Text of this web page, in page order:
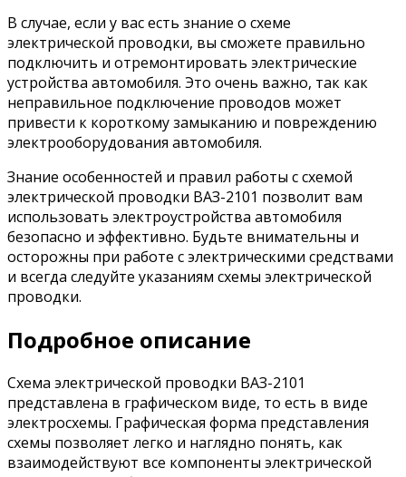
В случае, если у вас есть знание о схеме
электрической проводки, вы сможете правильно
подключить и отремонтировать электрические
устройства автомобиля. Это очень важно, так как
неправильное подключение проводов может
привести к короткому замыканию и повреждению
электрооборудования автомобиля.
Знание особенностей и правил работы с схемой
электрической проводки ВАЗ-2101 позволит вам
использовать электроустройства автомобиля
безопасно и эффективно. Будьте внимательны и
осторожны при работе с электрическими средствами
и всегда следуйте указаниям схемы электрической
проводки.
Подробное описание
Схема электрической проводки ВАЗ-2101
представлена в графическом виде, то есть в виде
электросхемы. Графическая форма представления
схемы позволяет легко и наглядно понять, как
взаимодействуют все компоненты электрической